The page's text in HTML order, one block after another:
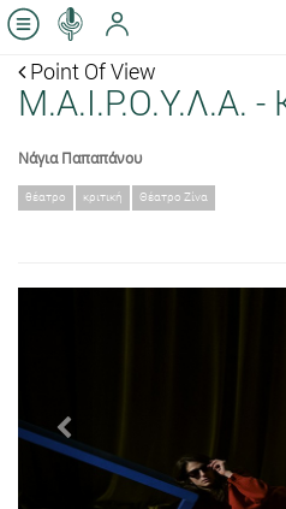
Point Of View
Μ.Α.Ι.Ρ.Ο.Υ.Λ.Α. -
Νάγια Παπαπάνου
θέατρο κριτική Θέατρο Ζίνα